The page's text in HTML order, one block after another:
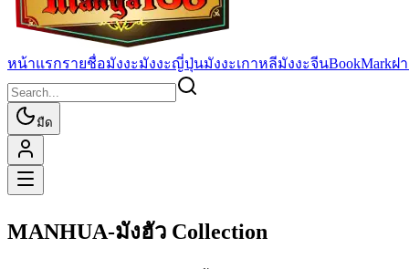
หน้าแรกรายชื่อมังงะมังงะญี่ปุ่นมังงะเกาหลีมังงะจีนBookMarkฝ
มืด
MANHUA-มังฮัว Collection